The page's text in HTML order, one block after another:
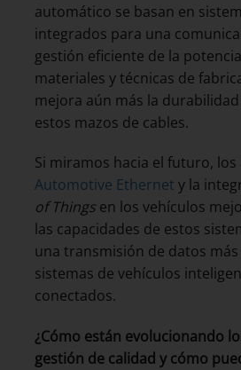
automático se basan en
integrados para una
gestión eficiente de la
materiales y técnicas de
mejora aún más la
estos mazos de cables.
Si miramos hacia el futuro, los
Automotive Ethernet y la
of Things en los vehículos
las capacidades de estos
una transmisión de datos
sistemas de vehículos
conectados.
¿Cómo están evolucionando
gestión de calidad y cómo